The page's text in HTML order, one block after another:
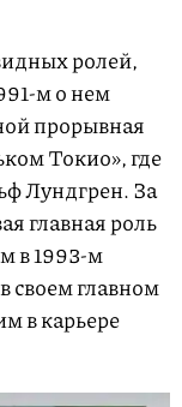
ролей,
м о нем
прорывная
Токио», где
Лундгрен. За
главная роль
в 1993-м
своем главном
в карьере